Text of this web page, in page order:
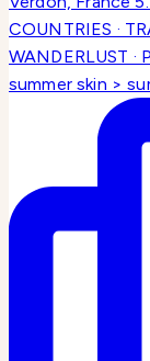
summer skin >